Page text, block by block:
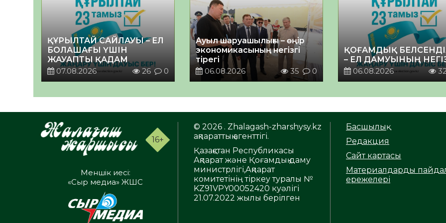
ҚҰРЫЛТАЙ САЙЛАУЫ – ЕЛ
БОЛАШАҒЫ ҮШІН
ЖАУАПТЫ ҚАДАМ
07.08.2026
26 0
Ауыл шаруашылығы – өңір
экономикасының негізгі
тірегі
06.08.2026
35 0
ҚОҒАМДЫҚ
– ЕЛ ДАМУЫНЫҢ
06.08.2026
16+
Меншік иесі:
«Сыр медиа» ЖШС
© 2026 . Zhalagash-zharshysy.kz
ақпараттық агенттігі.
Қазақстан Республикасы
Ақпарат және Қоғамдық даму
министрлігі,Ақпарат
комитетінің тіркеу туралы №
KZ91VPY00052420 куәлігі
21.07.2022 жылы берілген
Басшылық
Редакция
Сайт картасы
Материалдарды
ережелері